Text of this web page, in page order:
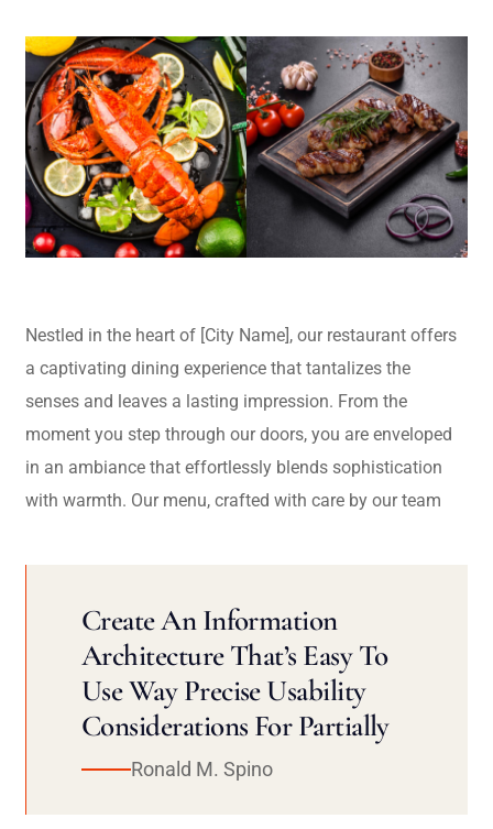
Nestled in the heart of [City Name], our restaurant offers
a captivating dining experience that tantalizes the
senses and leaves a lasting impression. From the
moment you step through our doors, you are enveloped
in an ambiance that effortlessly blends sophistication
with warmth. Our menu, crafted with care by our team
Create An Information
Architecture That’s Easy To
Use Way Precise Usability
Considerations For Partially
Ronald M. Spino